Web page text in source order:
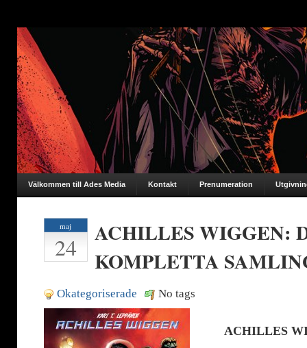
Välkommen till Ades Media Kontakt Prenumeration
maj
24
ACHILLES WIGGEN:
KOMPLETTA
Okategoriserade No tags
ACHILLES